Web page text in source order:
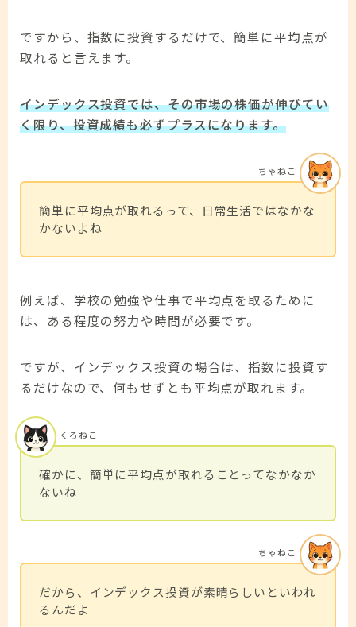
ですから、指数に投資するだけで、簡単に平均点が
取れると言えます。
インデックス投資では、その市場の株価が伸びてい
く限り、投資成績も必ずプラスになります。
簡単に平均点が取れるって、日常生活ではなかな
かないよね
ちゃねこ
例えば、学校の勉強や仕事で平均点を取るために
は、ある程度の努力や時間が必要です。
ですが、インデックス投資の場合は、指数に投資す
るだけなので、何もせずとも平均点が取れます。
確かに、簡単に平均点が取れることってなかなか
ないね
くろねこ
だから、インデックス投資が素晴らしいといわれ
るんだよ
ちゃねこ